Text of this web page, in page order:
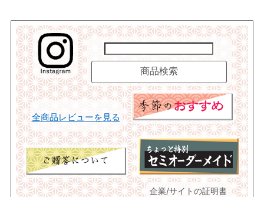
全商品レビューを見る
企業/サイトの証明書